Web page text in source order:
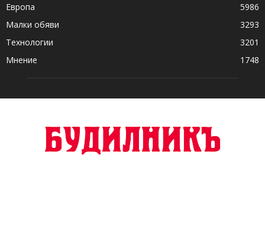
Европа
5986
Малки обяви
3293
Технологии
3201
Мнение
1748